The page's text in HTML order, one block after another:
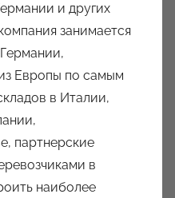
и других
занимается
Европы по самым
в Италии,
партнерские
в
наиболее